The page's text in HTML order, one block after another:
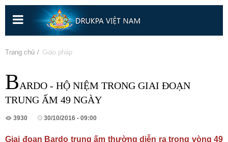
Nhảy
nội
dung
Trang chủ » Giáo pháp
BARDO - HỘ NIỆM TRONG GIAI ĐOẠN
TRUNG ẤM 49 NGÀY
3930 30/10/2016 - 09:00
Giai đoạn Bardo trung ấm thường diễn ra trong vòng 49